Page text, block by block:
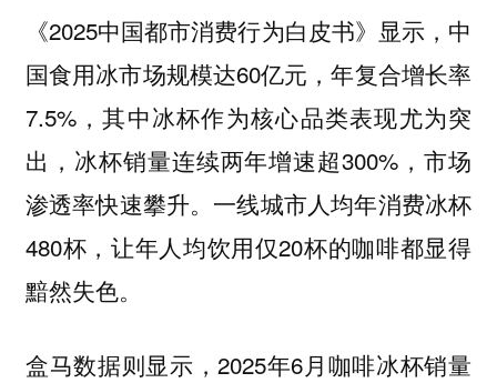
《2025中国都市消费行为白皮书》显示，中
国食用冰市场规模达60亿元，年复合增长率
7.5%，其中冰杯作为核心品类表现尤为突
出，冰杯销量连续两年增速超300%，市场
渗透率快速攀升。一线城市人均年消费冰杯
480杯，让年人均饮用仅20杯的咖啡都显得
黯然失色。
盒马数据则显示，2025年6月咖啡冰杯销量